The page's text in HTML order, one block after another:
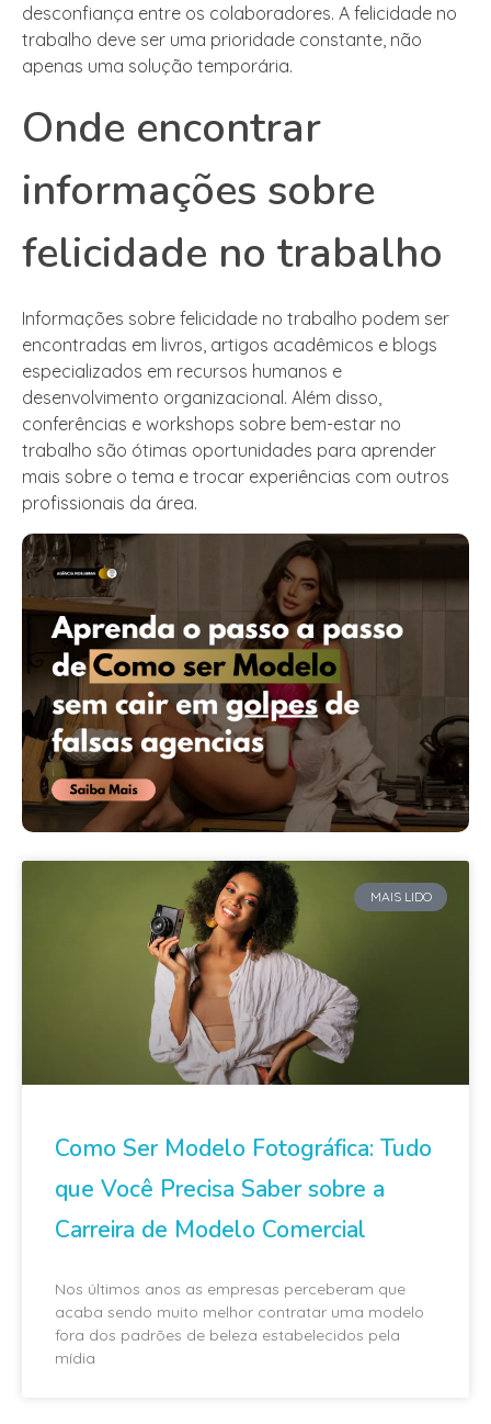
desconfiança entre os colaboradores. A felicidade no
trabalho deve ser uma prioridade constante, não
apenas uma solução temporária.
Onde encontrar
informações sobre
felicidade no trabalho
Informações sobre felicidade no trabalho podem ser
encontradas em livros, artigos acadêmicos e blogs
especializados em recursos humanos e
desenvolvimento organizacional. Além disso,
conferências e workshops sobre bem-estar no
trabalho são ótimas oportunidades para aprender
mais sobre o tema e trocar experiências com outros
profissionais da área.
MAIS LIDO
Como Ser Modelo Fotográfica: Tudo
que Você Precisa Saber sobre a
Carreira de Modelo Comercial
Nos últimos anos as empresas perceberam que
acaba sendo muito melhor contratar uma modelo
fora dos padrões de beleza estabelecidos pela
mídia